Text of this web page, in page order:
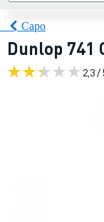
Capo
Dunlop 741
2,3 /